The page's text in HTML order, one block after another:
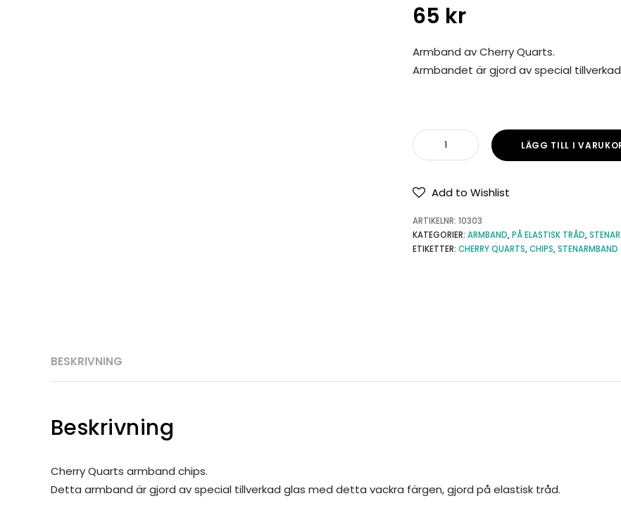
65 kr
Armband av Cherry Quarts.
Armbandet är gjord av special
LÄGG TILL I
Add to Wishlist
ARTIKELNR: 10303
KATEGORIER: ARMBAND, PÅ ELASTISK TRÅD,
ETIKETTER: CHERRY QUARTS, CHIPS, STENARMBAND
BESKRIVNING
Beskrivning
Cherry Quarts armband chips.
Detta armband är gjord av special tillverkad glas med detta vackra färgen, gjord på elastisk tråd.